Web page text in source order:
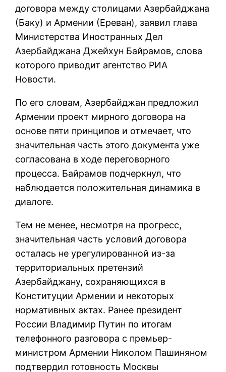
договора между столицами Азербайджана
(Баку) и Армении (Ереван), заявил глава
Министерства Иностранных Дел
Азербайджана Джейхун Байрамов, слова
которого приводит агентство РИА
Новости.
По его словам, Азербайджан предложил
Армении проект мирного договора на
основе пяти принципов и отмечает, что
значительная часть этого документа уже
согласована в ходе переговорного
процесса. Байрамов подчеркнул, что
наблюдается положительная динамика в
диалоге.
Тем не менее, несмотря на прогресс,
значительная часть условий договора
осталась не урегулированной из-за
территориальных претензий
Азербайджану, сохраняющихся в
Конституции Армении и некоторых
нормативных актах. Ранее президент
России Владимир Путин по итогам
телефонного разговора с премьер-
министром Армении Николом Пашиняном
подтвердил готовность Москвы